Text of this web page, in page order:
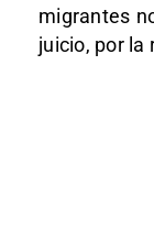
migrantes
juicio, por la